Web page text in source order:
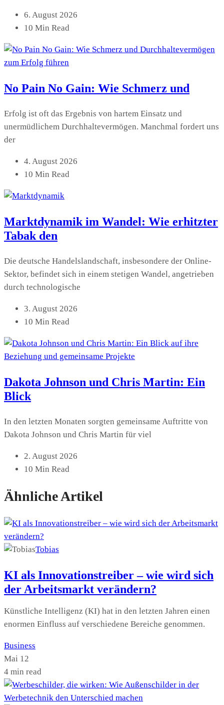
6. August 2026
10 Min Read
No Pain No Gain: Wie Schmerz und
Erfolg ist oft das Ergebnis von hartem Einsatz und
unermüdlichem Durchhaltevermögen. Manchmal fordert uns
der
4. August 2026
10 Min Read
Marktdynamik im Wandel: Wie erhitzter
Tabak den
Die deutsche Handelslandschaft, insbesondere der Online-
Sektor, befindet sich in einem stetigen Wandel, angetrieben
durch technologische
3. August 2026
10 Min Read
Dakota Johnson und Chris Martin: Ein
Blick
In den letzten Monaten sorgten gemeinsame Auftritte von
Dakota Johnson und Chris Martin für viel
2. August 2026
10 Min Read
Ähnliche Artikel
Tobias
KI als Innovationstreiber – wie wird sich
der Arbeitsmarkt verändern?
Künstliche Intelligenz (KI) hat in den letzten Jahren einen
enormen Einfluss auf verschiedene Bereiche genommen.
Business
Mai 12
4 min read